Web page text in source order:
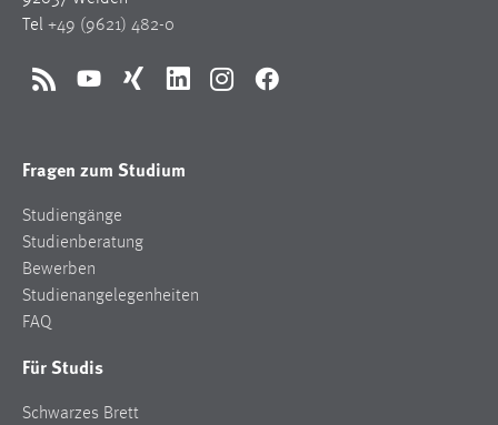
Tel +49 (9621) 482-0
RSS YouTubeXing LinkedInInstagramFacebook
Fragen zum Studium
Studiengänge
Studienberatung
Bewerben
Studienangelegenheiten
FAQ
Für Studis
Schwarzes Brett